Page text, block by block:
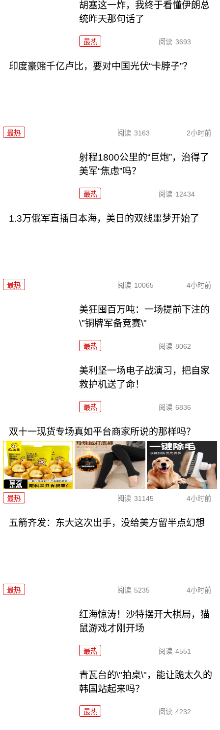
胡塞这一炸，我终于看懂伊朗总
统昨天那句话了
最热 阅读 3693
印度豪赌千亿卢比，要对中国光伏“卡脖子”？
最热 阅读 3163 2小时前
射程1800公里的“巨炮”，治得了
美军“焦虑”吗？
最热 阅读 12434
1.3万俄军直插日本海，美日的双线噩梦开始了
最热 阅读 10065 4小时前
美狂囤百万吨：一场提前下注的
\"铜牌军备竞赛\"
最热 阅读 8062
美利坚一场电子战演习，把自家
救护机送了命！
最热 阅读 6836
双十一现货专场真如平台商家所说的那样吗？
最热 阅读 31145 4小时前
五箭齐发：东大这次出手，没给美方留半点幻想
最热 阅读 5235 4小时前
红海惊涛！沙特摆开大棋局，猫
鼠游戏才刚开场
最热 阅读 4551
青瓦台的\"拍桌\"，能让跪太久的
韩国站起来吗？
最热 阅读 4232